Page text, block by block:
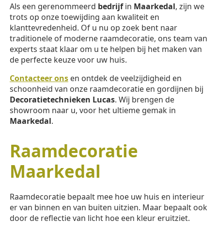
Als een gerenommeerd bedrijfin Maarkedal, zijn we
trots op onze toewijding aan kwaliteit en
klanttevredenheid. Of u nu op zoek bent naar
traditionele of moderne raamdecoratie, ons team van
experts staat klaar om u te helpen bij het maken van
de perfecte keuze voor uw huis.
Contacteer ons en ontdek de veelzijdigheid en
schoonheid van onze raamdecoratie en gordijnen bij
Decoratietechnieken Lucas. Wij brengen de
showroom naar u, voor het ultieme gemak in
Maarkedal.
Raamdecoratie
Maarkedal
Raamdecoratie bepaalt mee hoe uw huis en interieur
er van binnen en van buiten uitzien. Maar bepaalt ook
door de reflectie van licht hoe een kleur eruitziet.